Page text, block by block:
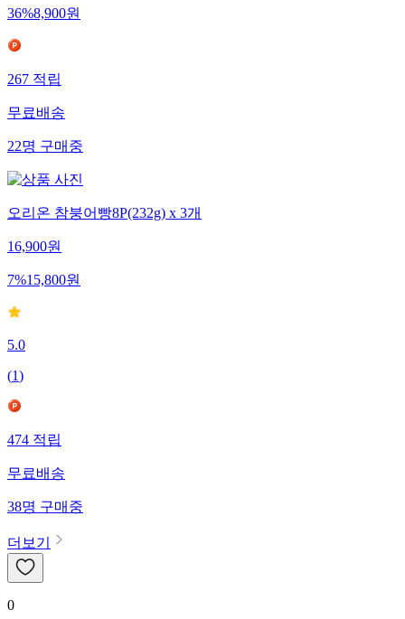
36%8,900원
267적립
무료배송
22명구매중
오리온 참붕어빵8P(232g) x 3개
16,900원
7%15,800원
5.0
(1)
474적립
무료배송
38명구매중
더보기